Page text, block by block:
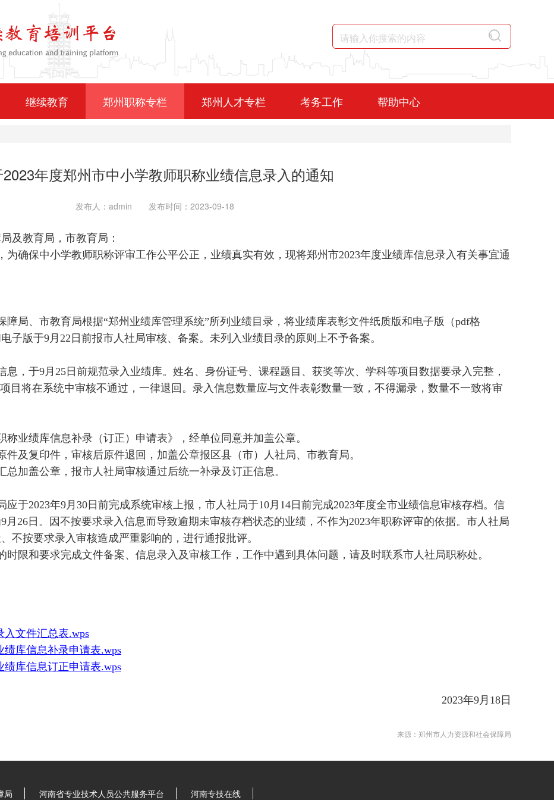
继续教育 郑州职称专栏 郑州人才专栏 考务工作 帮助中心
2023年度郑州市中小学教师职称业绩信息录入的通知
发布人：admin 发布时间：2023-09-18
及教育局，市教育局：
确保中小学教师职称评审工作公平公正，业绩真实有效，现将郑州市2023年度业绩库信息录入有关事宜通
局、市教育局根据“郑州业绩库管理系统”所列业绩目录，将业绩库表彰文件纸质版和电子版（pdf格
子版于9月22日前报市人社局审核、备案。未列入业绩目录的原则上不予备案。
，于9月25日前规范录入业绩库。姓名、身份证号、课程题目、获奖等次、学科等项目数据要录入完整，
目将在系统中审核不通过，一律退回。录入信息数量应与文件表彰数量一致，不得漏录，数量不一致将审
称业绩库信息补录（订正）申请表》，经单位同意并加盖公章。
件及复印件，审核后原件退回，加盖公章报区县（市）人社局、市教育局。
总加盖公章，报市人社局审核通过后统一补录及订正信息。
于2023年9月30日前完成系统审核上报，市人社局于10月14日前完成2023年度全市业绩信息审核存档。信
26日。因不按要求录入信息而导致逾期未审核存档状态的业绩，不作为2023年职称评审的依据。市人社局
不按要求录入审核造成严重影响的，进行通报批评。
限和要求完成文件备案、信息录入及审核工作，工作中遇到具体问题，请及时联系市人社局职称处。
入文件汇总表.wps
绩库信息补录申请表.wps
绩库信息订正申请表.wps
2023年9月18日
来源：郑州市人力资源和社会保障局
局 河南省专业技术人员公共服务平台 河南专技在线